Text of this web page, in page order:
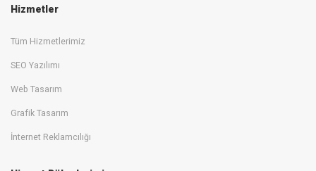
Hizmetler
Tüm Hizmetlerimiz
SEO Yazılımı
Web Tasarım
Grafik Tasarım
İnternet Reklamcılığı